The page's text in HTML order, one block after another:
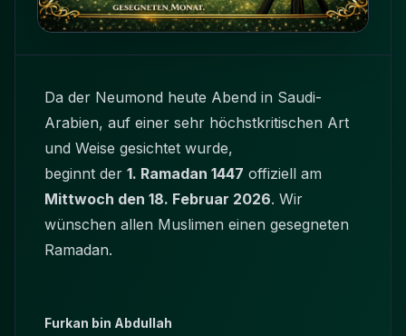
Da der Neumond heute Abend in Saudi-
Arabien, auf einer sehr höchstkritischen Art
und Weise gesichtet wurde,
beginnt der 1. Ramadan 1447 offiziell am
Mittwoch den 18. Februar 2026. Wir
wünschen allen Muslimen einen gesegneten
Ramadan.
Furkan bin Abdullah